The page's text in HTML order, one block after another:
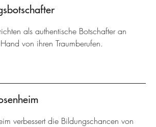
als authentische Botschafter an
von ihren Traumberufen.
verbessert die Bildungschancen von